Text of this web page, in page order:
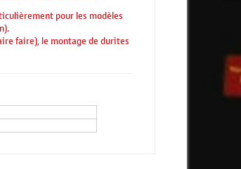
pour les modèles
faire), le montage de durites